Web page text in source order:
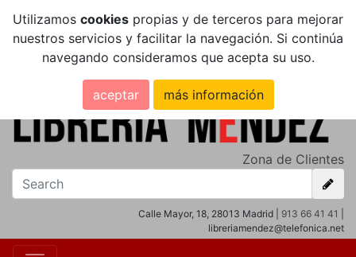
Utilizamos cookies propias y de terceros para mejorar
nuestros servicios y facilitar la navegación. Si continúa
navegando consideramos que acepta su uso.
aceptar más información
Zona de Clientes
Calle Mayor, 18, 28013 Madrid | 913 66 41 41
libreriamendez@telefonica.net